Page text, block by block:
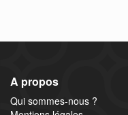
A propos
Qui sommes-nous ?